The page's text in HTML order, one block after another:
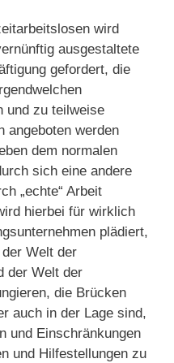
wird
ausgestaltete
gefordert, die
und zu teilweise
angeboten werden
dem normalen
sich eine andere
„echte“ Arbeit
hierbei für wirklich
plädiert,
Welt der
der Welt der
die Brücken
auch in der Lage sind,
und Einschränkungen
und Hilfestellungen zu